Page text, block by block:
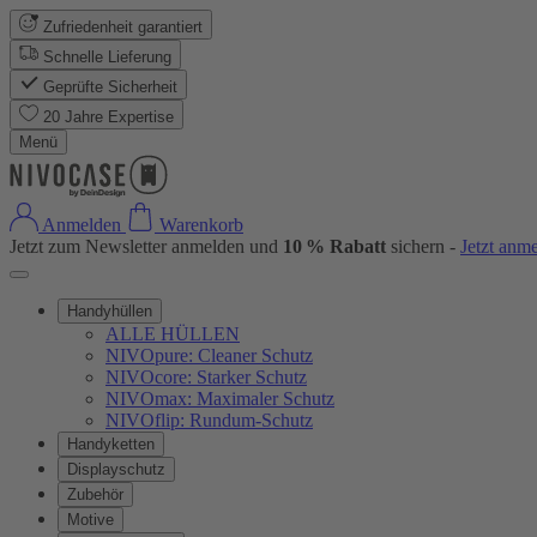
Zufriedenheit garantiert
Schnelle Lieferung
Geprüfte Sicherheit
20 Jahre Expertise
Menü
Anmelden
Warenkorb
Jetzt zum Newsletter anmelden und 10 % Rabatt sichern - Jetzt
Handyhüllen
ALLE HÜLLEN
NIVOpure: Cleaner Schutz
NIVOcore: Starker Schutz
NIVOmax: Maximaler Schutz
NIVOflip: Rundum-Schutz
Handyketten
Displayschutz
Zubehör
Motive